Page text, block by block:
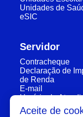
Unidades de
eSIC
Servidor
Contracheque
Declaração de
de Renda
E-mail
Horário de
Segunda a
Aceite de